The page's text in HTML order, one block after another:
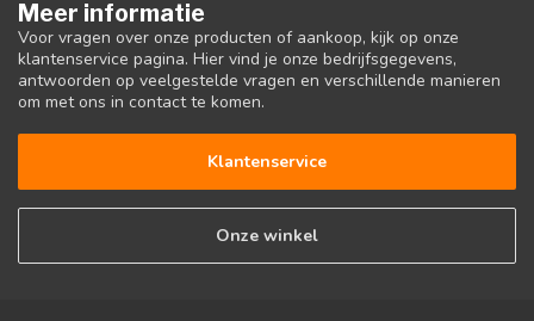
Meer informatie
Voor vragen over onze producten of aankoop, kijk op onze
klantenservice pagina. Hier vind je onze bedrijfsgegevens,
antwoorden op veelgestelde vragen en verschillende manieren
om met ons in contact te komen.
Klantenservice
Onze winkel